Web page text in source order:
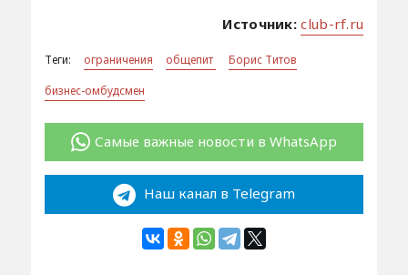
Источник:club-rf.ru
Теги: ограничения общепит
Борис Титов
бизнес-омбудсмен
Самые важные новости в WhatsApp
Наш канал в Telegram